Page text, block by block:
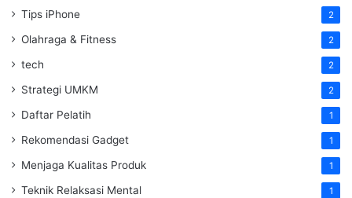
Tips iPhone 2
Olahraga & Fitness 2
tech 2
Strategi UMKM 2
Daftar Pelatih 1
Rekomendasi Gadget 1
Menjaga Kualitas Produk 1
Teknik Relaksasi Mental 1